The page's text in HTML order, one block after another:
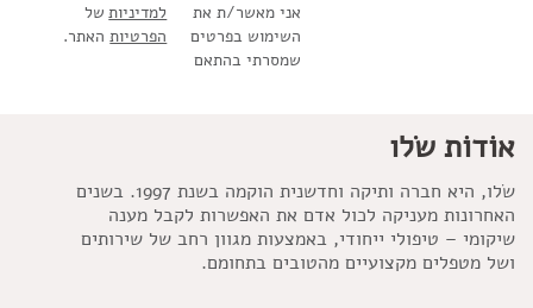
אני מאשר/ת את
השימוש בפרטים
שמסרתי בהתאם
למדיניות
הפרטיות
של
האתר.
אוֹדוֹת שׂלו
שׂלו, היא חברה ותיקה וחדשנית הוקמה בשנת 1997. בשנים
האחרונות מעניקה לכול אדם את האפשרות לקבל מענה
שיקומי – טיפולי ייחודי, באמצעות מגוון רחב של שירותים
ושל מטפלים מקצועיים מהטובים בתחומם.